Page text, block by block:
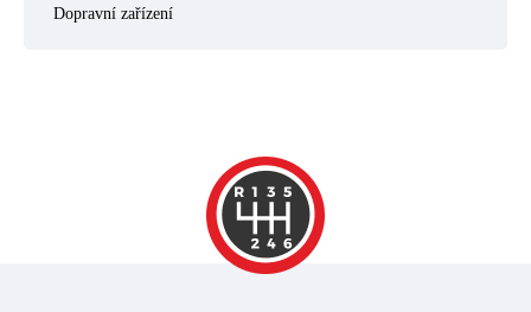
Dopravní zařízení